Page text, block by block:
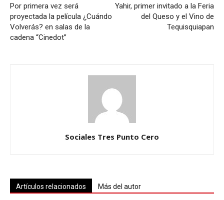
Por primera vez será
proyectada la película ¿Cuándo
Volverás? en salas de la
cadena “Cinedot”
Yahir, primer invitado a la Feria
del Queso y el Vino de
Tequisquiapan
Sociales Tres Punto Cero
Artículos relacionados Más del autor